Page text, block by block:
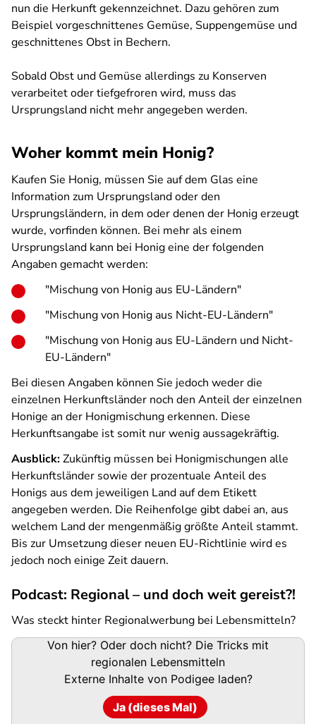
nun die Herkunft gekennzeichnet. Dazu gehören zum
Beispiel vorgeschnittenes Gemüse, Suppengemüse und
geschnittenes Obst in Bechern.
Sobald Obst und Gemüse allerdings zu Konserven
verarbeitet oder tiefgefroren wird, muss das
Ursprungsland nicht mehr angegeben werden.
Woher kommt mein Honig?
Kaufen Sie Honig, müssen Sie auf dem Glas eine
Information zum Ursprungsland oder den
Ursprungsländern, in dem oder denen der Honig erzeugt
wurde, vorfinden können. Bei mehr als einem
Ursprungsland kann bei Honig eine der folgenden
Angaben gemacht werden:
"Mischung von Honig aus EU-Ländern"
"Mischung von Honig aus Nicht-EU-Ländern"
"Mischung von Honig aus EU-Ländern und Nicht-
EU-Ländern"
Bei diesen Angaben können Sie jedoch weder die
einzelnen Herkunftsländer noch den Anteil der einzelnen
Honige an der Honigmischung erkennen. Diese
Herkunftsangabe ist somit nur wenig aussagekräftig.
Ausblick:Zukünftig müssen bei Honigmischungen alle
Herkunftsländer sowie der prozentuale Anteil des
Honigs aus dem jeweiligen Land auf dem Etikett
angegeben werden. Die Reihenfolge gibt dabei an, aus
welchem Land der mengenmäßig größte Anteil stammt.
Bis zur Umsetzung dieser neuen EU-Richtlinie wird es
jedoch noch einige Zeit dauern.
Podcast: Regional – und doch weit gereist?!
Was steckt hinter Regionalwerbung bei Lebensmitteln?
Podigee-Von hier? Oder doch nicht? Die Tricks mit
regionalen Lebensmitteln
Externe Inhalte von Podigeeladen?
Ja (dieses Mal)